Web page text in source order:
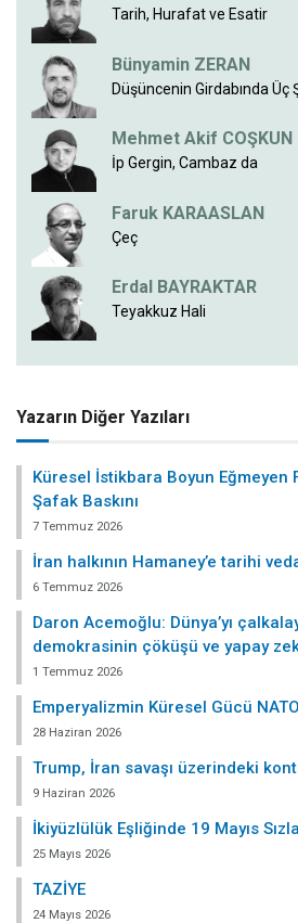
Tarih, Hurafat ve Esatir
Bünyamin ZERAN
Düşüncenin Girdabında
Mehmet Akif COŞKUN
İp Gergin, Cambaz da
Faruk KARAASLAN
Çeç
Erdal BAYRAKTAR
Teyakkuz Hali
Yazarın Diğer Yazıları
Küresel İstikbara Boyun Eğmeyen
Şafak Baskını
7 Temmuz 2026
İran halkının Hamaney’e tarihi
6 Temmuz 2026
Daron Acemoğlu: Dünya’yı
demokrasinin çöküşü ve yapay
1 Temmuz 2026
Emperyalizmin Küresel Gücü NATO
28 Haziran 2026
Trump, İran savaşı üzerindeki
9 Haziran 2026
İkiyüzlülük Eşliğinde 19 Mayıs
25 Mayıs 2026
TAZİYE
24 Mayıs 2026